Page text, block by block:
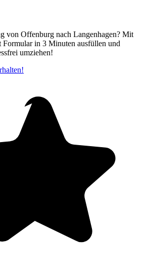
von Offenburg nach Langenhagen? Mit
Formular in 3 Minuten ausfüllen und
umziehen!